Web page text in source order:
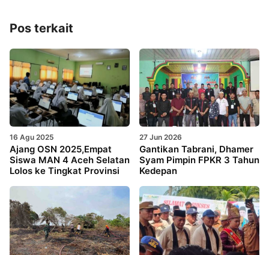
Pos terkait
16 Agu 2025
Ajang OSN 2025,Empat
Siswa MAN 4 Aceh Selatan
Lolos ke Tingkat Provinsi
27 Jun 2026
Gantikan Tabrani, Dhamer
Syam Pimpin FPKR 3 Tahun
Kedepan